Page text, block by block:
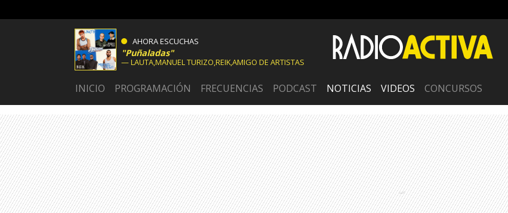
AHORA ESCUCHAS
Puñaladas
LAUTA,MANUEL TURIZO,REIK,AMIGO DE ARTISTAS
INICIO PROGRAMACIÓN FRECUENCIAS PODCAST NOTICIAS VIDEOS CONCURSOS